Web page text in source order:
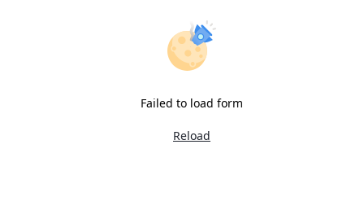
Failed to load form
Reload